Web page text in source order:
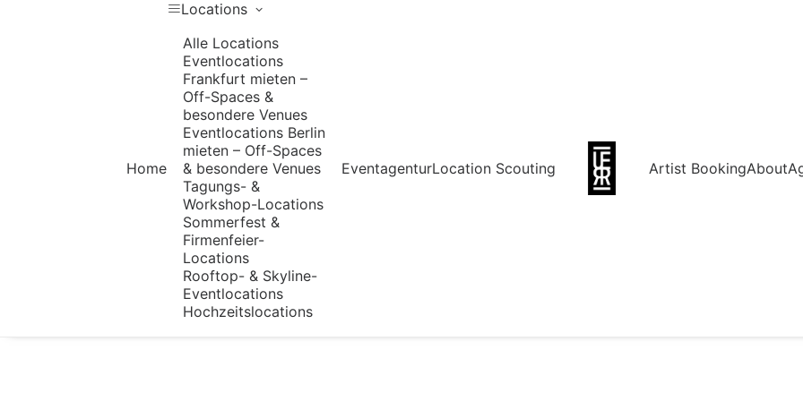
Home
Locations
Alle Locations
Eventlocations
Frankfurt mieten –
Off-Spaces &
besondere Venues
Eventlocations Berlin
mieten – Off-Spaces
& besondere Venues
Tagungs- &
Workshop-Locations
Sommerfest &
Firmenfeier-
Locations
Rooftop- & Skyline-
Eventlocations
Hochzeitslocations
EventagenturLocation Scouting Artist BookingAbout